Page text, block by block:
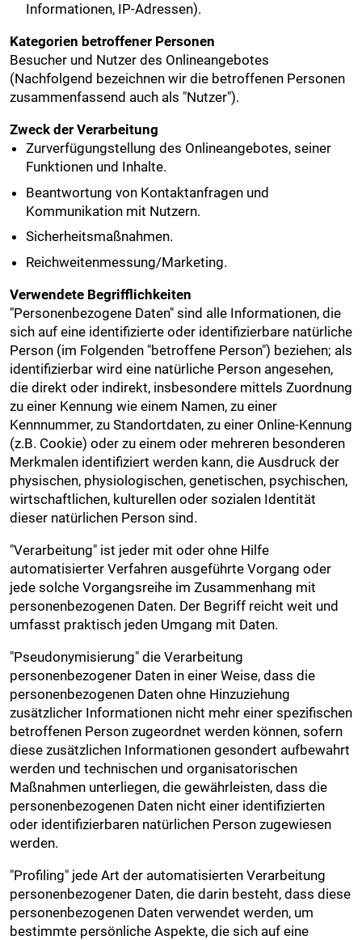
Informationen, IP-Adressen).
Kategorien betroffener Personen
Besucher und Nutzer des Onlineangebotes
(Nachfolgend bezeichnen wir die betroffenen Personen
zusammenfassend auch als "Nutzer").
Zweck der Verarbeitung
Zurverfügungstellung des Onlineangebotes, seiner
Funktionen und Inhalte.
Beantwortung von Kontaktanfragen und
Kommunikation mit Nutzern.
Sicherheitsmaßnahmen.
Reichweitenmessung/Marketing.
Verwendete Begrifflichkeiten
"Personenbezogene Daten" sind alle Informationen, die
sich auf eine identifizierte oder identifizierbare natürliche
Person (im Folgenden "betroffene Person") beziehen; als
identifizierbar wird eine natürliche Person angesehen,
die direkt oder indirekt, insbesondere mittels Zuordnung
zu einer Kennung wie einem Namen, zu einer
Kennnummer, zu Standortdaten, zu einer Online-Kennung
(z.B. Cookie) oder zu einem oder mehreren besonderen
Merkmalen identifiziert werden kann, die Ausdruck der
physischen, physiologischen, genetischen, psychischen,
wirtschaftlichen, kulturellen oder sozialen Identität
dieser natürlichen Person sind.
"Verarbeitung" ist jeder mit oder ohne Hilfe
automatisierter Verfahren ausgeführte Vorgang oder
jede solche Vorgangsreihe im Zusammenhang mit
personenbezogenen Daten. Der Begriff reicht weit und
umfasst praktisch jeden Umgang mit Daten.
"Pseudonymisierung" die Verarbeitung
personenbezogener Daten in einer Weise, dass die
personenbezogenen Daten ohne Hinzuziehung
zusätzlicher Informationen nicht mehr einer spezifischen
betroffenen Person zugeordnet werden können, sofern
diese zusätzlichen Informationen gesondert aufbewahrt
werden und technischen und organisatorischen
Maßnahmen unterliegen, die gewährleisten, dass die
personenbezogenen Daten nicht einer identifizierten
oder identifizierbaren natürlichen Person zugewiesen
werden.
"Profiling" jede Art der automatisierten Verarbeitung
personenbezogener Daten, die darin besteht, dass diese
personenbezogenen Daten verwendet werden, um
bestimmte persönliche Aspekte, die sich auf eine